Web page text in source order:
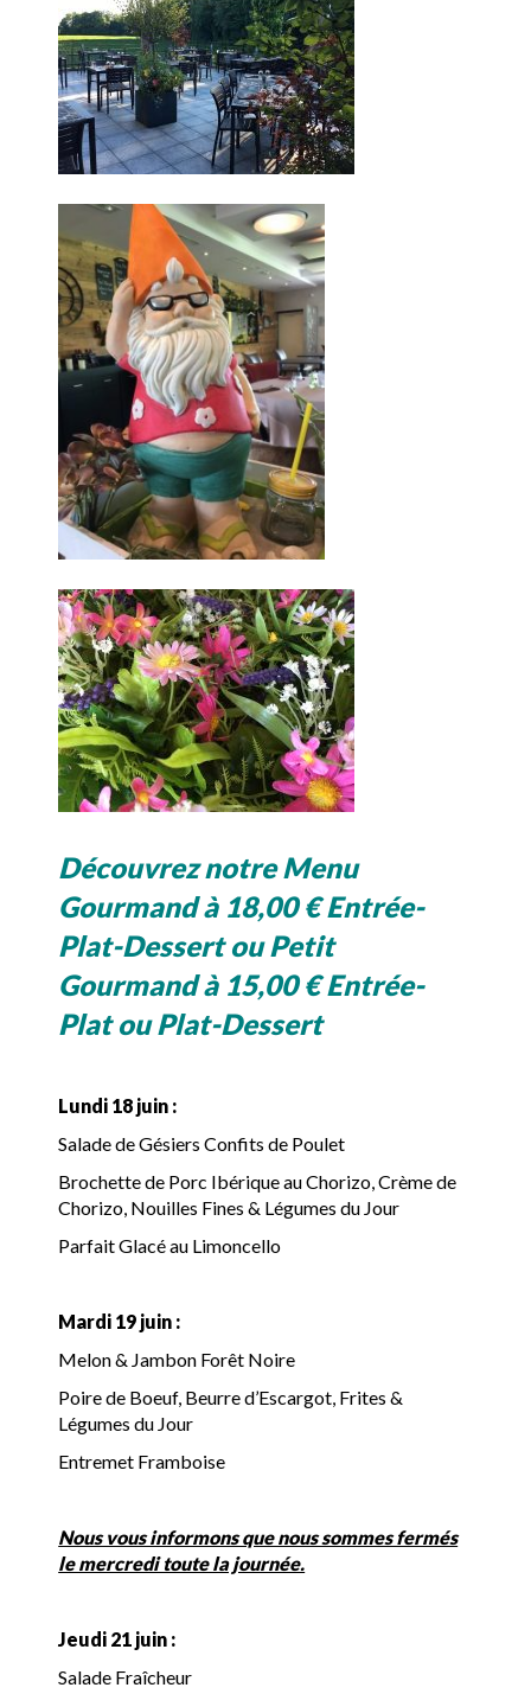
Découvrez notre Menu
Gourmand à 18,00 € Entrée-
Plat-Dessert ou Petit
Gourmand à 15,00 € Entrée-
Plat ou Plat-Dessert
Lundi 18 juin :
Salade de Gésiers Confits de Poulet
Brochette de Porc Ibérique au Chorizo, Crème de
Chorizo, Nouilles Fines & Légumes du Jour
Parfait Glacé au Limoncello
Mardi 19 juin :
Melon & Jambon Forêt Noire
Poire de Boeuf, Beurre d’Escargot, Frites &
Légumes du Jour
Entremet Framboise
Nous vous informons que nous sommes fermés
le mercredi toute la journée.
Jeudi 21 juin :
Salade Fraîcheur